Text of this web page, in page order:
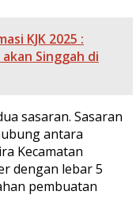
KJK 2025 :
Singgah di
sasaran. Sasaran
antara
Kecamatan
dengan lebar 5
pembuatan